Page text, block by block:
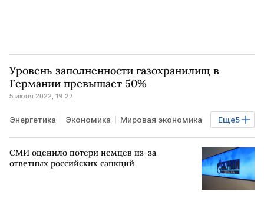
Уровень заполненности газохранилищ в
Германии превышает 50%
5 июня 2022, 19:27
Еще5
Энергетика Экономика Мировая экономика
Газ Газовый вентиль ГЕРМАНИЯ ФРГ
газохранилища
СМИ оценило потери немцев из-за
ответных российских санкций